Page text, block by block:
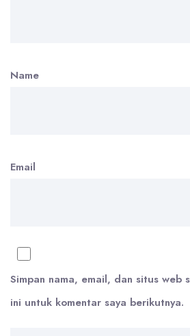
Name
Email
Simpan nama, email, dan situs web
ini untuk komentar saya berikutnya.